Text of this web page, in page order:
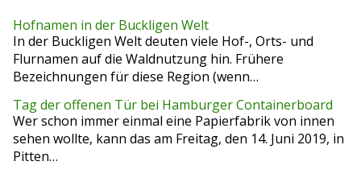
Hofnamen in der Buckligen Welt
In der Buckligen Welt deuten viele Hof-, Orts- und
Flurnamen auf die Waldnutzung hin. Frühere
Bezeichnungen für diese Region (wenn…
Tag der offenen Tür bei Hamburger Containerboard
Wer schon immer einmal eine Papierfabrik von innen
sehen wollte, kann das am Freitag, den 14. Juni 2019, in
Pitten…